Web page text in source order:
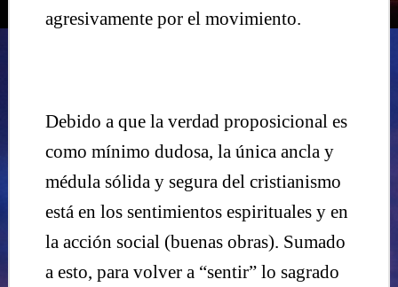
agresivamente por el movimiento.
Debido a que la verdad proposicional es
como mínimo dudosa, la única ancla y
médula sólida y segura del cristianismo
está en los sentimientos espirituales y en
la acción social (buenas obras). Sumado
a esto, para volver a “sentir” lo sagrado